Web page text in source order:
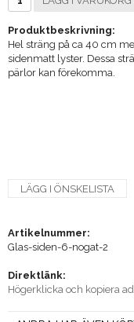
Produktbeskrivning:
Hel sträng på ca 40 cm
sidenmatt lyster. Dessa
pärlor kan förekomma.
LÄGG I ÖNSKELISTA
Artikelnummer:
Glas-siden-6-nogat-2
Direktlänk:
Högerklicka och kopiera